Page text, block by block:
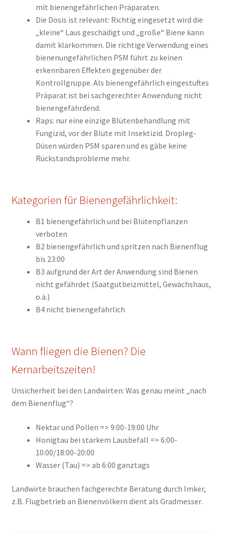
mit bienengefährlichen Präparaten.
Die Dosis ist relevant: Richtig eingesetzt wird die
„kleine“ Laus geschädigt und „große“ Biene kann
damit klarkommen. Die richtige Verwendung eines
bienenungefährlichen PSM führt zu keinen
erkennbaren Effekten gegenüber der
Kontrollgruppe. Als bienengefährlich eingestuftes
Präparat ist bei sachgerechter Anwendung nicht
bienengefährdend.
Raps: nur eine einzige Blütenbehandlung mit
Fungizid, vor der Blüte mit Insektizid. Dropleg-
Düsen würden PSM sparen und es gäbe keine
Rückstandsprobleme mehr.
Kategorien für Bienengefährlichkeit:
B1 bienengefährlich und bei Blütenpflanzen
verboten
B2 bienengefährlich und spritzen nach Bienenflug
bis 23:00
B3 aufgrund der Art der Anwendung sind Bienen
nicht gefährdet (Saatgutbeizmittel, Gewächshaus,
o.ä.)
B4 nicht bienengefährlich
Wann fliegen die Bienen? Die
Kernarbeitszeiten!
Unsicherheit bei den Landwirten: Was genau meint „nach
dem Bienenflug“?
Nektar und Pollen => 9:00-19:00 Uhr
Honigtau bei starkem Lausbefall => 6:00-
10:00/18:00-20:00
Wasser (Tau) => ab 6:00 ganztags
Landwirte brauchen fachgerechte Beratung durch Imker,
z.B. Flugbetrieb an Bienenvölkern dient als Gradmesser.